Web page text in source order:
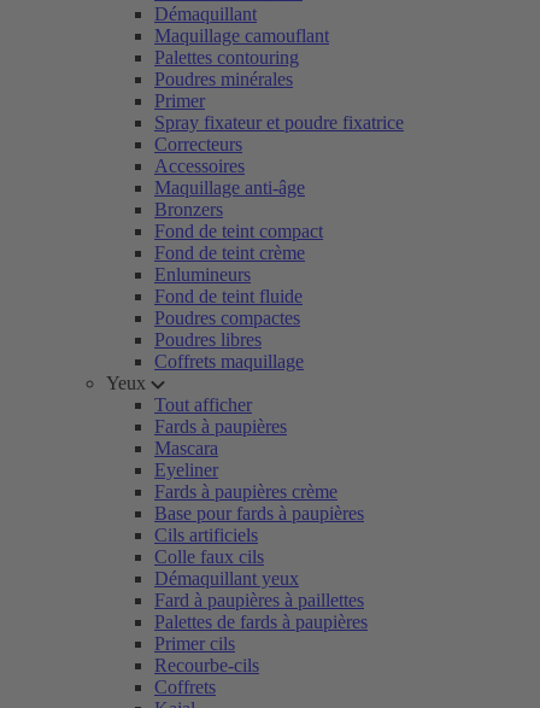
Démaquillant
Maquillage camouflant
Palettes contouring
Poudres minérales
Primer
Spray fixateur et poudre fixatrice
Correcteurs
Accessoires
Maquillage anti-âge
Bronzers
Fond de teint compact
Fond de teint crème
Enlumineurs
Fond de teint fluide
Poudres compactes
Poudres libres
Coffrets maquillage
Yeux
Tout afficher
Fards à paupières
Mascara
Eyeliner
Fards à paupières crème
Base pour fards à paupières
Cils artificiels
Colle faux cils
Démaquillant yeux
Fard à paupières à paillettes
Palettes de fards à paupières
Primer cils
Recourbe-cils
Coffrets